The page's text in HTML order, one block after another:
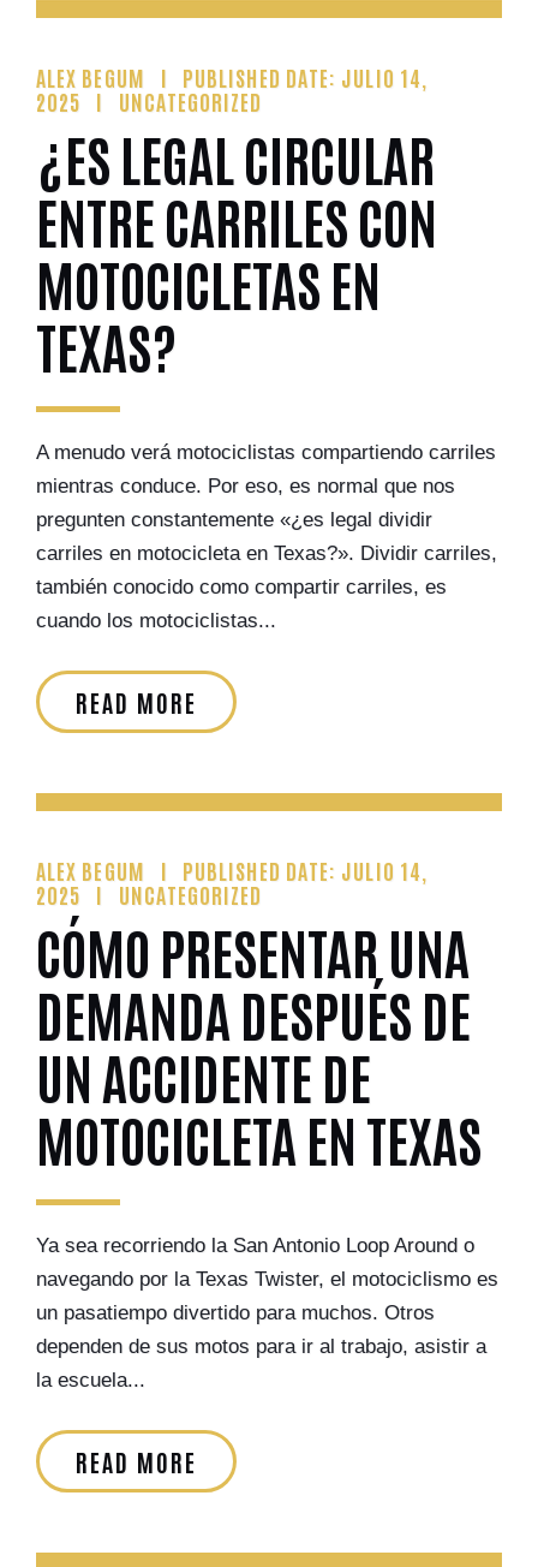
ALEX BEGUM
PUBLISHED DATE: JULIO 14,
2025
UNCATEGORIZED
¿ES LEGAL CIRCULAR
ENTRE CARRILES CON
MOTOCICLETAS EN
TEXAS?
A menudo verá motociclistas compartiendo carriles
mientras conduce. Por eso, es normal que nos
pregunten constantemente «¿es legal dividir
carriles en motocicleta en Texas?». Dividir carriles,
también conocido como compartir carriles, es
cuando los motociclistas...
READ MORE
ALEX BEGUM
PUBLISHED DATE: JULIO 14,
2025
UNCATEGORIZED
CÓMO PRESENTAR UNA
DEMANDA DESPUÉS DE
UN ACCIDENTE DE
MOTOCICLETA EN TEXAS
Ya sea recorriendo la San Antonio Loop Around o
navegando por la Texas Twister, el motociclismo es
un pasatiempo divertido para muchos. Otros
dependen de sus motos para ir al trabajo, asistir a
la escuela...
READ MORE